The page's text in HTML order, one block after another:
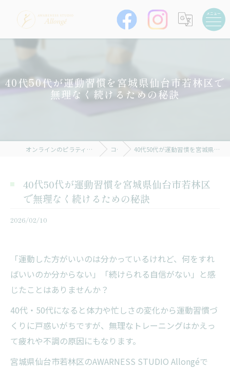
40代50代が運動習慣を宮城県仙台市若林区で
無理なく続けるための秘訣
オンラインのピラティスならAWARENESS STUDIO Allongé コラム 40代50代が運動習慣を宮城県仙台市若林区で無理なく続けるための秘訣
40代50代が運動習慣を宮城県仙台市若林区
で無理なく続けるための秘訣
2026/02/10
「運動した方がいいのは分かっているけれど、何をすれ
ばいいのか分からない」「続けられる自信がない」と感
じたことはありませんか？
40代・50代になると体力や忙しさの変化から運動習慣づ
くりに戸惑いがちですが、無理なトレーニングはかえっ
て疲れや不調の原因にもなります。
宮城県仙台市若林区のAWARNESS STUDIO Allongéで